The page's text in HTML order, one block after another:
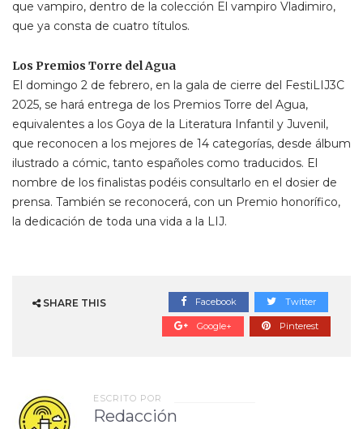
que vampiro, dentro de la colección El vampiro Vladimiro,
que ya consta de cuatro títulos.
Los Premios Torre del Agua
El domingo 2 de febrero, en la gala de cierre del FestiLIJ3C
2025, se hará entrega de los Premios Torre del Agua,
equivalentes a los Goya de la Literatura Infantil y Juvenil,
que reconocen a los mejores de 14 categorías, desde álbum
ilustrado a cómic, tanto españoles como traducidos. El
nombre de los finalistas podéis consultarlo en el dosier de
prensa. También se reconocerá, con un Premio honorífico,
la dedicación de toda una vida a la LIJ.
SHARE THIS Facebook Twitter
Google+ Pinterest
ESCRITO POR
Redacción